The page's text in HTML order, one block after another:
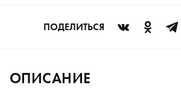
ПОДЕЛИТЬСЯ
ОПИСАНИЕ